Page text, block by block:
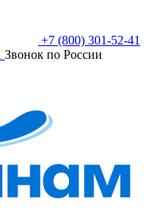
+7 (800) 301-52-41
Звонок по России